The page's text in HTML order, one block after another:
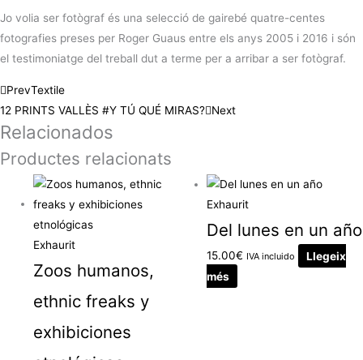
Jo volia ser fotògraf és una selecció de gairebé quatre-centes
fotografies preses per Roger Guaus entre els anys 2005 i 2016 i són
el testimoniatge del treball dut a terme per a arribar a ser fotògraf.
PrevTextile
12 PRINTS VALLÈS #Y TÚ QUÉ MIRAS? Next
Relacionados
Productes relacionats
Exhaurit
Zoos humanos,
ethnic freaks y
exhibiciones
Exhaurit
Del lunes en un año
15.00€ IVA incluido
Llegeix
més